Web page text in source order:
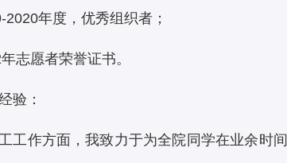
2020年度，优秀组织者；
志愿者荣誉证书。
验：
工作方面，我致力于为全院同学在业余时